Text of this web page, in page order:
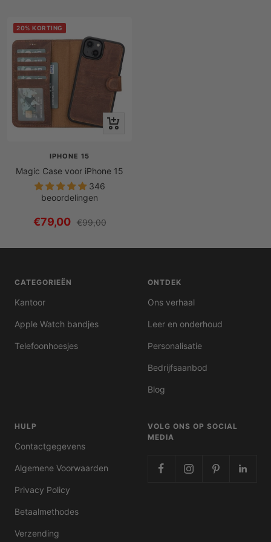
korting
20% KORTING
Snel
IPHONE 15
Magic Case voor iPhone 15
346
beoordelingen
Prijs
€79,00 Reguliere
€99,00
CATEGORIEËN
Kantoor
Apple Watch bandjes
Telefoonhoesjes
ONTDEK
Ons verhaal
Leer en onderhoud
Personalisatie
Bedrijfsaanbod
Blog
HULP
Contactgegevens
Algemene Voorwaarden
Privacy Policy
Betaalmethodes
Verzending
VOLG ONS OP SOCIAL
MEDIA